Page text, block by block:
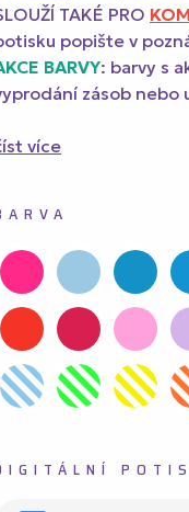
1,9 cm
TAKÉ PRO
popište v
BARVY: barvy s
zásob nebo
více